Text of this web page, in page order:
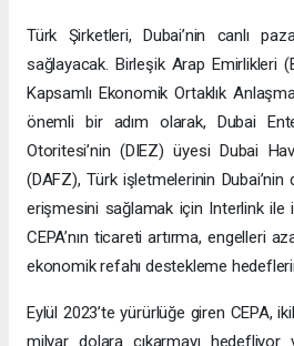
Türk Şirketleri, Dubai’nin canlı
sağlayacak. Birleşik Arap Emirlikleri
Kapsamlı Ekonomik Ortaklık
önemli bir adım olarak, Dubai
Otoritesi’nin (DIEZ) üyesi Dubai
(DAFZ), Türk işletmelerinin Dubai’nin
erişmesini sağlamak için Interlink ile
CEPA’nın ticareti artırma, engelleri
ekonomik refahı destekleme
Eylül 2023’te yürürlüğe giren CEPA,
milyar dolara çıkarmayı hedefliyor